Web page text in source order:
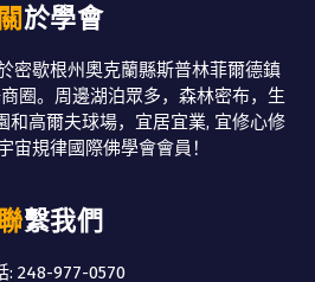
關於學會
密歇根州奧克蘭縣斯普林菲爾德鎮
圈。周邊湖泊眾多，森林密布，生
和高爾夫球場，宜居宜業, 宜修心修
宙規律國際佛學會會員！
聯繫我們
: 248-977-0570